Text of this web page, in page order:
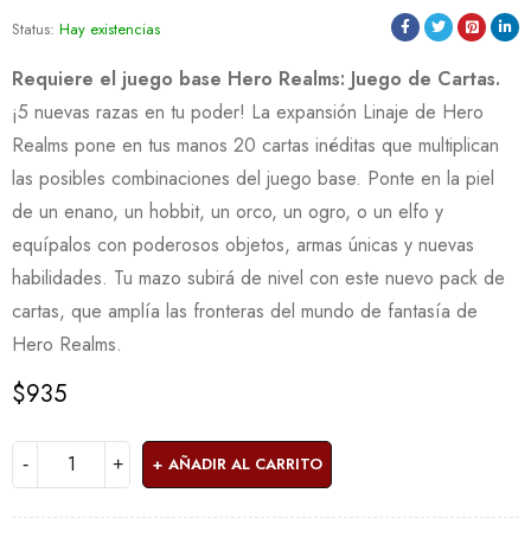
Status: Hay existencias
Requiere el juego base Hero Realms: Juego de Cartas.
¡5 nuevas razas en tu poder! La expansión Linaje de Hero
Realms pone en tus manos 20 cartas inéditas que multiplican
las posibles combinaciones del juego base. Ponte en la piel
de un enano, un hobbit, un orco, un ogro, o un elfo y
equípalos con poderosos objetos, armas únicas y nuevas
habilidades. Tu mazo subirá de nivel con este nuevo pack de
cartas, que amplía las fronteras del mundo de fantasía de
Hero Realms.
$935
AÑADIR AL CARRITO